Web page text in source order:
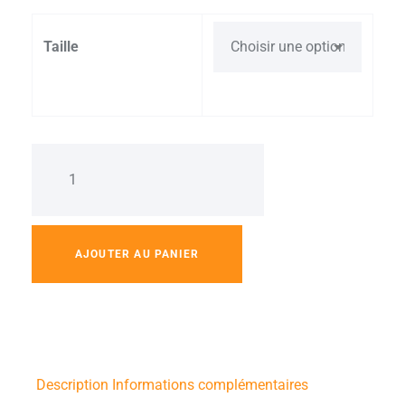
Taille
AJOUTER AU PANIER
Description Informations complémentaires